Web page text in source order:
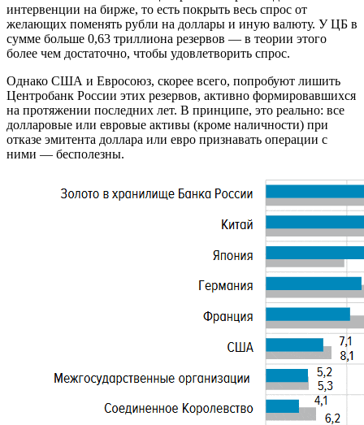
интервенции на бирже, то есть покрыть весь спрос от
желающих поменять рубли на доллары и иную валюту. У ЦБ в
сумме больше 0,63 триллиона резервов — в теории этого
более чем достаточно, чтобы удовлетворить спрос.
Однако США и Евросоюз, скорее всего, попробуют лишить
Центробанк России этих резервов, активно формировавшихся
на протяжении последних лет. В принципе, это реально: все
долларовые или евровые активы (кроме наличности) при
отказе эмитента доллара или евро признавать операции с
ними — бесполезны.